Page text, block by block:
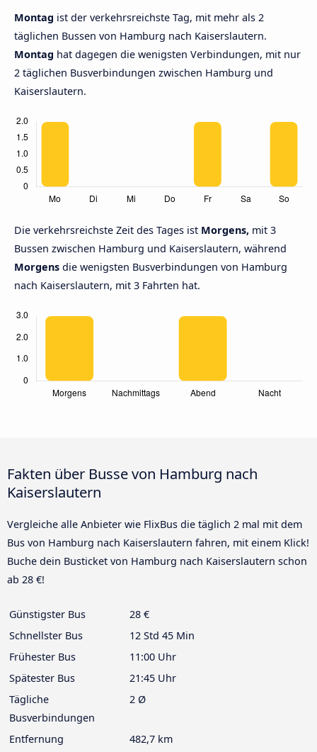
Montag ist der verkehrsreichste Tag, mit mehr als 2
täglichen Bussen von Hamburg nach Kaiserslautern.
Montag hat dagegen die wenigsten Verbindungen, mit nur
2 täglichen Busverbindungen zwischen Hamburg und
Kaiserslautern.
Die verkehrsreichste Zeit des Tages ist Morgens, mit 3
Bussen zwischen Hamburg und Kaiserslautern, während
Morgens die wenigsten Busverbindungen von Hamburg
nach Kaiserslautern, mit 3 Fahrten hat.
Fakten über Busse von Hamburg nach
Kaiserslautern
Vergleiche alle Anbieter wie FlixBus die täglich 2 mal mit dem
Bus von Hamburg nach Kaiserslautern fahren, mit einem Klick!
Buche dein Busticket von Hamburg nach Kaiserslautern schon
ab 28 €!
Günstigster Bus
28 €
Schnellster Bus
12 Std 45 Min
Frühester Bus
11:00 Uhr
Spätester Bus
21:45 Uhr
Tägliche
Busverbindungen
2 Ø
Entfernung 482,7 km